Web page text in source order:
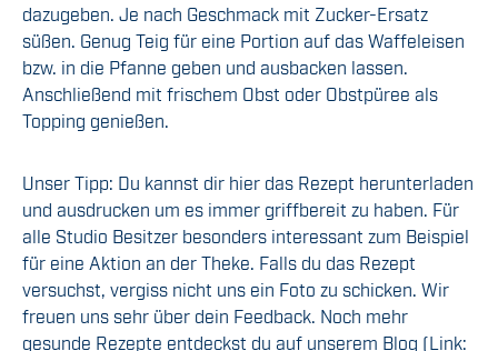
dazugeben. Je nach Geschmack mit Zucker-Ersatz
süßen. Genug Teig für eine Portion auf das Waffeleisen
bzw. in die Pfanne geben und ausbacken lassen.
Anschließend mit frischem Obst oder Obstpüree als
Topping genießen.
Unser Tipp: Du kannst dir hier das Rezept herunterladen
und ausdrucken um es immer griffbereit zu haben. Für
alle Studio Besitzer besonders interessant zum Beispiel
für eine Aktion an der Theke. Falls du das Rezept
versuchst, vergiss nicht uns ein Foto zu schicken. Wir
freuen uns sehr über dein Feedback. Noch mehr
gesunde Rezepte entdeckst du auf unserem Blog (Link: